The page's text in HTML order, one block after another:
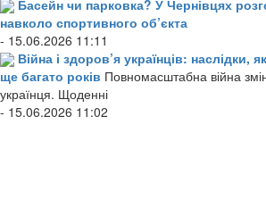
Басейн чи парковка? У Чернівцях
навколо спортивного об’єкта
- 15.06.2026 11:11
Війна і здоров’я українців: наслідки,
ще багато років Повномасштабна війна
українця. Щоденні
- 15.06.2026 11:02